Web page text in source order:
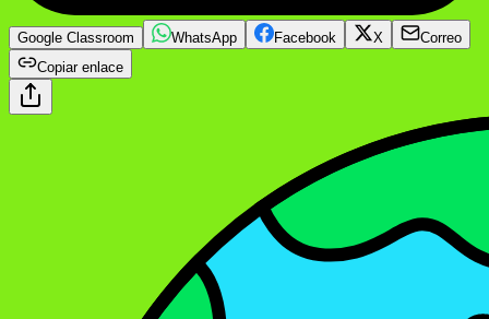
Google Classroom WhatsApp Facebook X
Correo
Copiar enlace